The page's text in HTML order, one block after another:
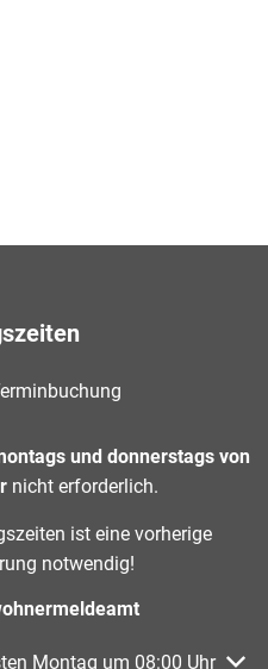
und donnerstags von
nicht erforderlich.
ist eine vorherige
notwendig!
oder Schließzeiten
Montag um 08:00 Uhr